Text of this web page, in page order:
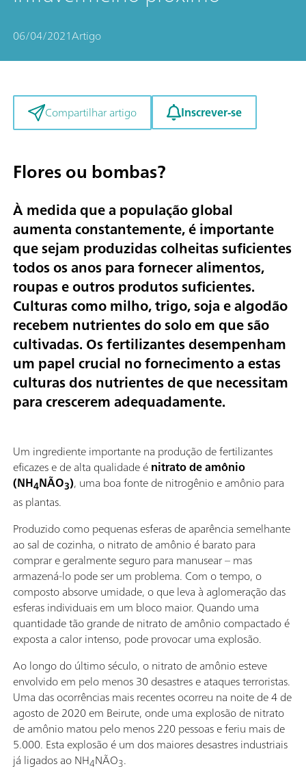
06/04/2021Artigo
Compartilhar artigo Inscrever-se
Flores ou bombas?
À medida que a população global
aumenta constantemente, é importante
que sejam produzidas colheitas suficientes
todos os anos para fornecer alimentos,
roupas e outros produtos suficientes.
Culturas como milho, trigo, soja e algodão
recebem nutrientes do solo em que são
cultivadas. Os fertilizantes desempenham
um papel crucial no fornecimento a estas
culturas dos nutrientes de que necessitam
para crescerem adequadamente.
Um ingrediente importante na produção de fertilizantes
eficazes e de alta qualidade énitrato de amônio
(NH4NÃO3), uma boa fonte de nitrogênio e amônio para
as plantas.
Produzido como pequenas esferas de aparência semelhante
ao sal de cozinha, o nitrato de amônio é barato para
comprar e geralmente seguro para manusear – mas
armazená-lo pode ser um problema. Com o tempo, o
composto absorve umidade, o que leva à aglomeração das
esferas individuais em um bloco maior. Quando uma
quantidade tão grande de nitrato de amônio compactado é
exposta a calor intenso, pode provocar uma explosão.
Ao longo do último século, o nitrato de amônio esteve
envolvido em pelo menos 30 desastres e ataques terroristas.
Uma das ocorrências mais recentes ocorreu na noite de 4 de
agosto de 2020 em Beirute, onde uma explosão de nitrato
de amônio matou pelo menos 220 pessoas e feriu mais de
5.000. Esta explosão é um dos maiores desastres industriais
já ligados ao NH4NÃO3.